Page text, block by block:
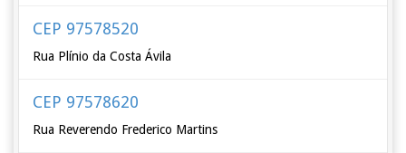
CEP 97578520
Rua Plínio da Costa Ávila
CEP 97578620
Rua Reverendo Frederico Martins